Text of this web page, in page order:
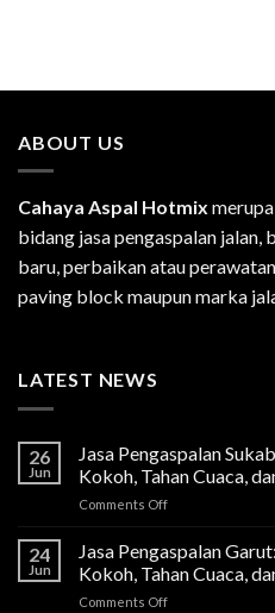
ABOUT US
Cahaya Aspal Hotmix
bidang jasa pengaspalan
baru, perbaikan atau
paving block maupun marka
LATEST NEWS
26
Jun
Jasa Pengaspalan
Kokoh, Tahan Cuaca,
Comments Offon
Pengaspalan
Sukabumi:
Solusi
Konstruksi
24
Jun
Jasa Pengaspalan
Kokoh, Tahan Cuaca,
Comments Offon